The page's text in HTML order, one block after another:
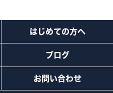
はじめての方へ
ブログ
お問い合わせ